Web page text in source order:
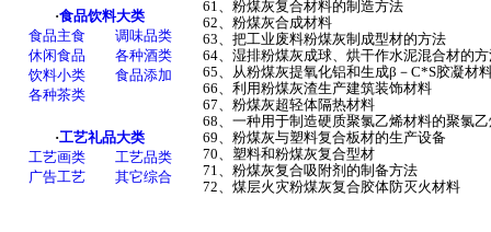
61、粉煤灰复合材料的制造方法
62、粉煤灰合成材料
63、把工业废料粉煤灰制成型材的方法
64、湿排粉煤灰成球、烘干作水泥混合材的
65、从粉煤灰提氧化铝和生成β－C*S胶凝材
66、利用粉煤灰渣生产建筑装饰材料
67、粉煤灰超轻体隔热材料
68、一种用于制造硬质聚氯乙烯材料的聚氯
69、粉煤灰与塑料复合板材的生产设备
70、塑料和粉煤灰复合型材
71、粉煤灰复合吸附剂的制备方法
72、煤层火灾粉煤灰复合胶体防灭火材料